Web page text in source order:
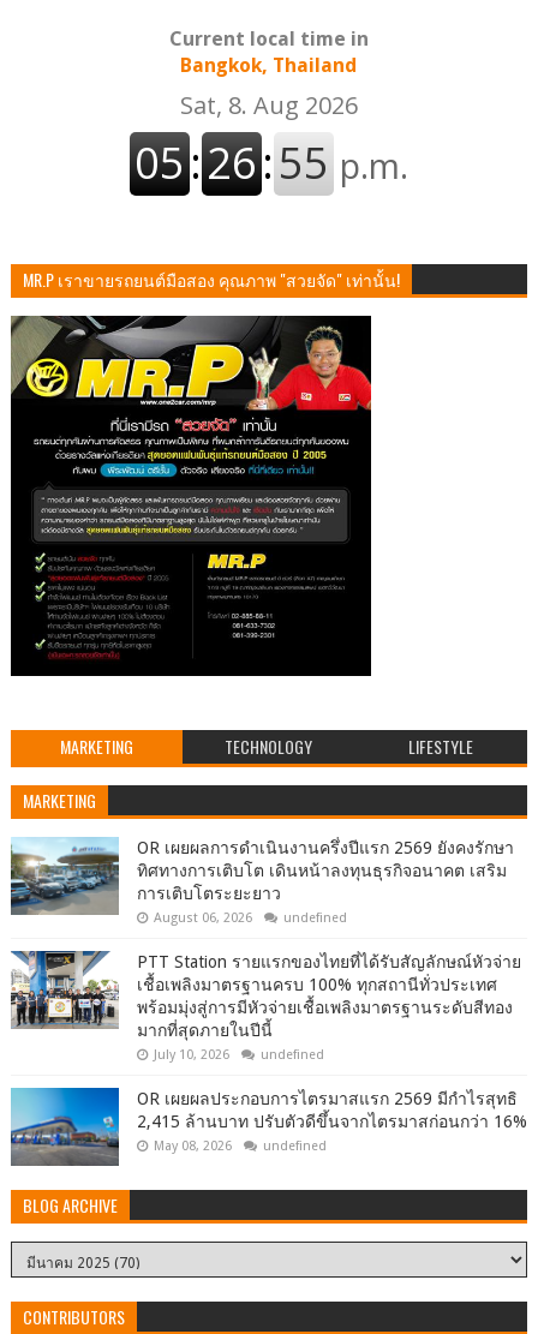
Current local time in
Bangkok, Thailand
MR.P เราขายรถยนต์มือสอง คุณภาพ "สวยจัด" เท่านั้น!
MARKETING TECHNOLOGY LIFESTYLE
MARKETING
OR เผยผลการดำเนินงานครึ่งปีแรก 2569 ยังคงรักษา
ทิศทางการเติบโต เดินหน้าลงทุนธุรกิจอนาคต เสริม
การเติบโตระยะยาว
August 06, 2026 undefined
PTT Station รายแรกของไทยที่ได้รับสัญลักษณ์หัวจ่าย
เชื้อเพลิงมาตรฐานครบ 100% ทุกสถานีทั่วประเทศ
พร้อมมุ่งสู่การมีหัวจ่ายเชื้อเพลิงมาตรฐานระดับสีทอง
มากที่สุดภายในปีนี้
July 10, 2026 undefined
OR เผยผลประกอบการไตรมาสแรก 2569 มีกำไรสุทธิ
2,415 ล้านบาท ปรับตัวดีขึ้นจากไตรมาสก่อนกว่า 16%
May 08, 2026 undefined
BLOG ARCHIVE
CONTRIBUTORS